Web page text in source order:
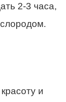
2-3 часа,
и